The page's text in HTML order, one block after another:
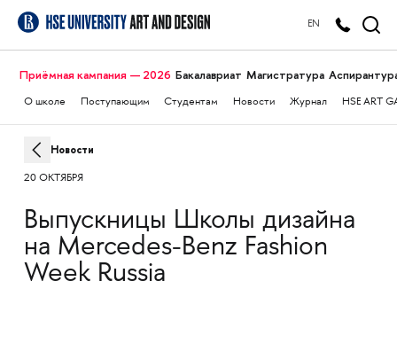
EN
Приёмная кампания — 2026 Бакалавриат Магистратура
О школе Поступающим Студентам Новости Журнал HSE ART
Новости
20 ОКТЯБРЯ
Выпускницы Школы дизайна
на Mercedes-Benz Fashion
Week Russia